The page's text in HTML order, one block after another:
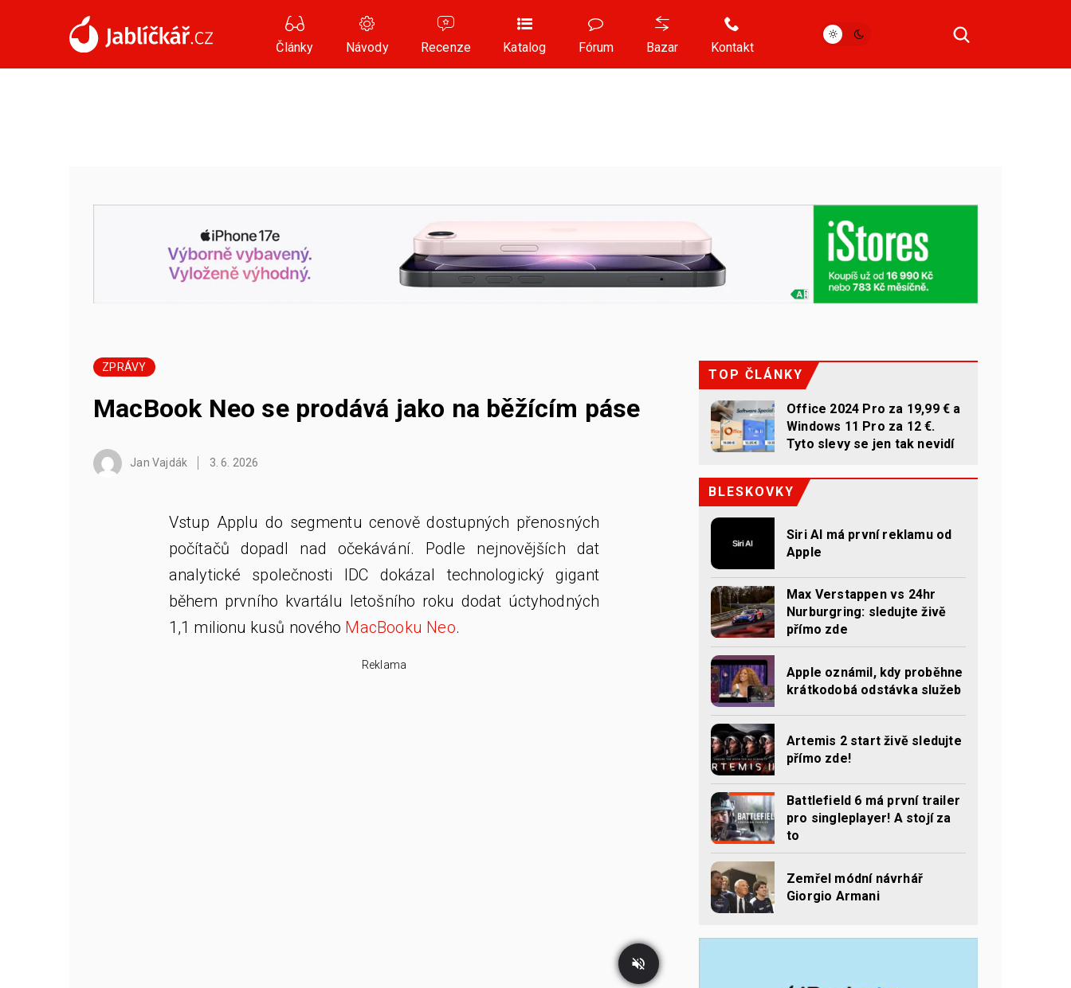
Články Návody Recenze Katalog Fórum Bazar Kontakt
ZPRÁVY
MacBook Neo se prodává jako na běžícím páse
Jan Vajdák 3. 6. 2026
Vstup Applu do segmentu cenově dostupných přenosných
počítačů dopadl nad očekávání. Podle nejnovějších dat
analytické společnosti IDC dokázal technologický gigant
během prvního kvartálu letošního roku dodat úctyhodných
1,1 milionu kusů nového MacBooku Neo.
Reklama
TOP ČLÁNKY
Office 2024 Pro za 19,99 € a
Windows 11 Pro za 12 €.
Tyto slevy se jen tak nevidí
BLESKOVKY
Siri AI má první reklamu od
Apple
Max Verstappen vs 24hr
Nurburgring: sledujte živě
přímo zde
Apple oznámil, kdy proběhne
krátkodobá odstávka služeb
Artemis 2 start živě sledujte
přímo zde!
Battlefield 6 má první trailer
pro singleplayer! A stojí za
to
Zemřel módní návrhář
Giorgio Armani